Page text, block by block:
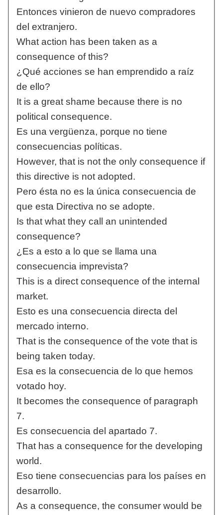
Entonces vinieron de nuevo compradores
del extranjero.
What action has been taken as a
consequence of this?
¿Qué acciones se han emprendido a raíz
de ello?
It is a great shame because there is no
political consequence.
Es una vergüenza, porque no tiene
consecuencias políticas.
However, that is not the only consequence if
this directive is not adopted.
Pero ésta no es la única consecuencia de
que esta Directiva no se adopte.
Is that what they call an unintended
consequence?
¿Es a esto a lo que se llama una
consecuencia imprevista?
This is a direct consequence of the internal
market.
Esto es una consecuencia directa del
mercado interno.
That is the consequence of the vote that is
being taken today.
Esa es la consecuencia de lo que hemos
votado hoy.
It becomes the consequence of paragraph
7.
Es consecuencia del apartado 7.
That has a consequence for the developing
world.
Eso tiene consecuencias para los países en
desarrollo.
As a consequence, the consumer would be